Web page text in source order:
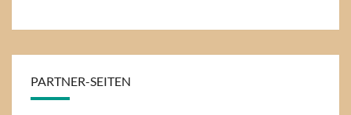
PARTNER-SEITEN